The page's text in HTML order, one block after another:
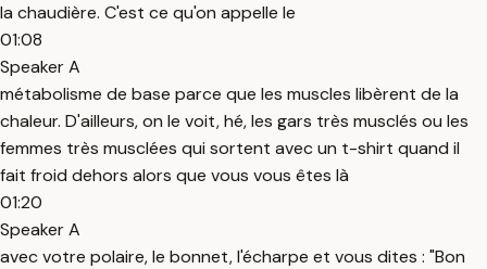
la chaudière. C'est ce qu'on appelle le
01:08
Speaker A
métabolisme de base parce que les muscles libèrent de la
chaleur. D'ailleurs, on le voit, hé, les gars très musclés ou les
femmes très musclées qui sortent avec un t-shirt quand il
fait froid dehors alors que vous vous êtes là
01:20
Speaker A
avec votre polaire, le bonnet, l'écharpe et vous dites : "Bon